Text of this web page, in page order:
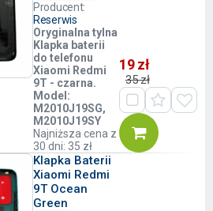
Producent:
Reserwis
Oryginalna tylna
Klapka baterii
do telefonu
Xiaomi Redmi
9T - czarna.
Model:
M2010J19SG,
M2010J19SY
Najniższa cena z
30 dni: 35 zł
19 zł
35 zł
Klapka Baterii
Xiaomi Redmi
9T Ocean
Green